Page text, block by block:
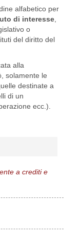
alfabetico per
di interesse,
o
del diritto del
alla
solamente le
destinate a
di un
ecc.).
a crediti e